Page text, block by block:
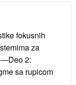
fokusnih
za
—Deo 2:
sa rupicom